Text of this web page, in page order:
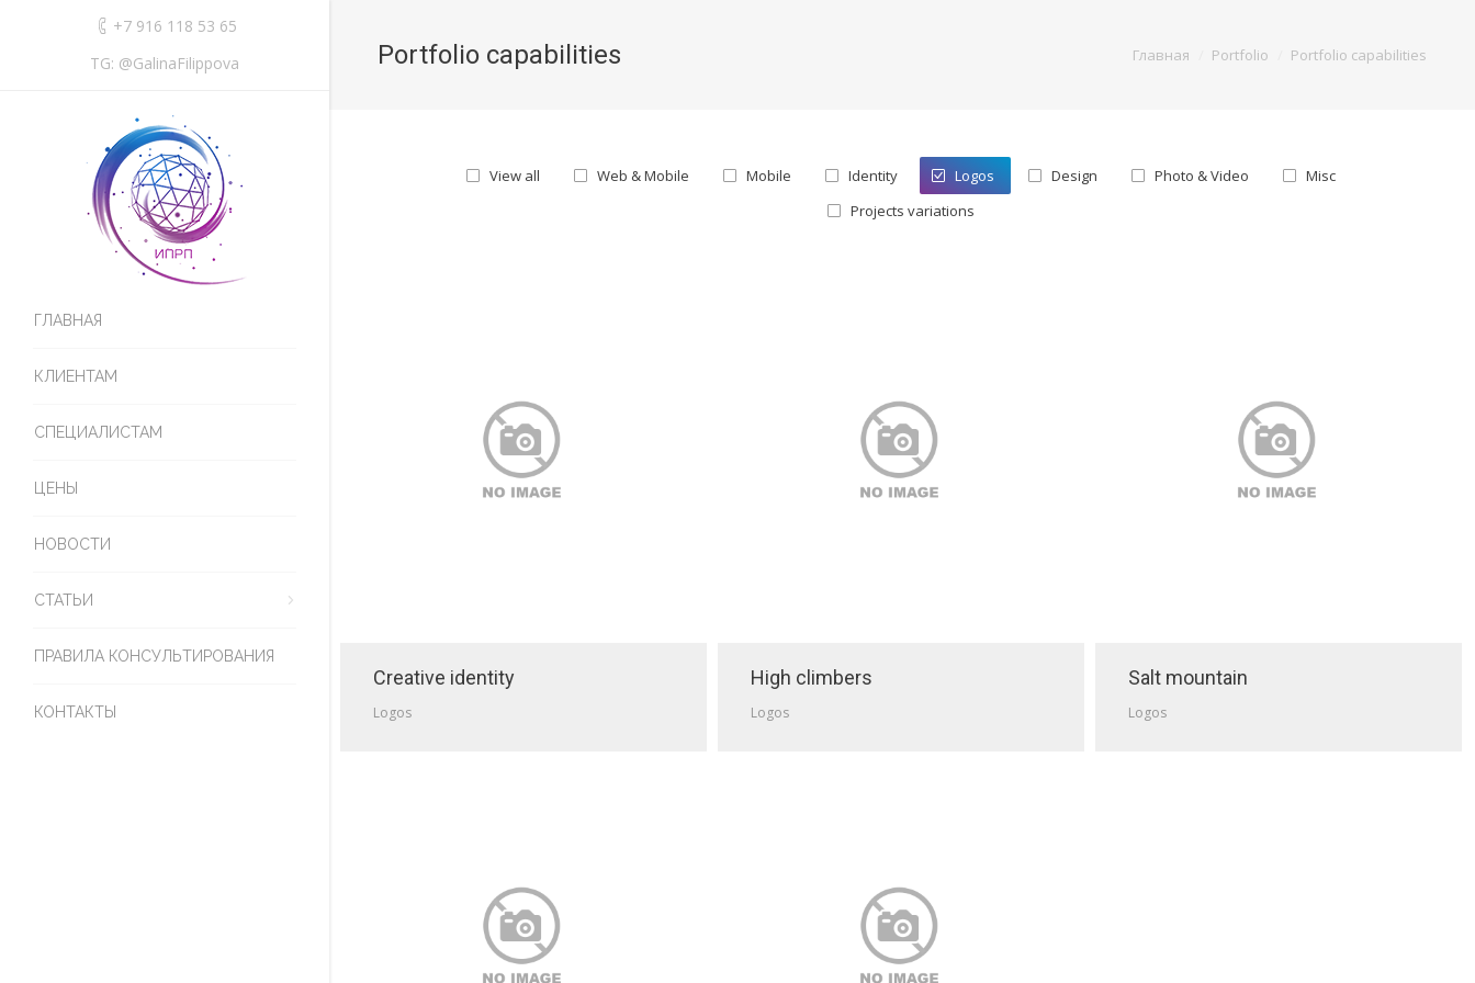
+7 916 118 53 65
TG: @GalinaFilippova
ГЛАВНАЯ
КЛИЕНТАМ
СПЕЦИАЛИСТАМ
ЦЕНЫ
НОВОСТИ
СТАТЬИ
ПРАВИЛА КОНСУЛЬТИРОВАНИЯ
КОНТАКТЫ
Portfolio capabilities Главная Portfolio Portfolio capabilities
View all Web & Mobile Mobile Identity Logos Design Photo & Video
Misc
Projects variations
Creative identity
Logos
High climbers
Logos
Salt mountain
Logos